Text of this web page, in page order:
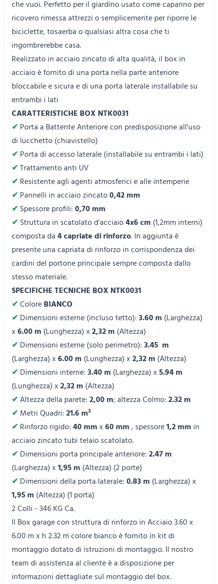
che vuoi. Perfetto per il giardino usato come capanno per
ricovero rimessa attrezzi o semplicemente per riporre le
biciclette, tosaerba o qualsiasi altra cosa che ti
ingombrerebbe casa.
Realizzato in acciaio zincato di alta qualità, il box in
acciaio è fornito di una porta nella parte anteriore
bloccabile e sicura e di una porta laterale installabile su
entrambi i lati
CARATTERISTICHE BOX NTK0031
✔ Porta a Battente Anteriore con predisposizione all'uso
di lucchetto (chiavistello)
✔ Porta di accesso laterale (installabile su entrambi i lati)
✔Trattamento anti UV
✔ Resistente agli agenti atmosferici e alle intemperie
✔ Pannelli in acciaio zincato0,42 mm
✔ Spessore profili:0,70 mm
✔ Struttura in scatolato d'acciaio4x6 cm (1,2mm interni)
composta da4 capriate di rinforzo. In aggiunta è
presente una capriata di rinforzo in corrispondenza dei
cardini del portone principale sempre composta dallo
stesso materiale.
SPECIFICHE TECNICHE BOX NTK0031
✔ColoreBIANCO
✔ Dimensioni esterne (incluso tetto):3.60 m (Larghezza)
x6.00 m (Lunghezza) x2,32 m (Altezza)
✔ Dimensioni esterne (solo perimetro):3.45 m
(Larghezza) x6.00 m (Lunghezza) x2,32 m (Altezza)
✔ Dimensioni interne:3.40 m (Larghezza) x5.94 m
(Lunghezza) x2,32 m (Altezza)
✔Altezza della parete:2,00 m; altezza Colmo:2.32 m
✔ Metri Quadri:21.6 m²
✔ Rinforzo rigido:40 mmx60 mm, spessore1,2 mm in
acciaio zincato tubi telaio scatolato.
✔ Dimensioni porta principale anteriore:2.47 m
(Larghezza) x1,95 m (Altezza) (2 porte)
✔ Dimensioni della porta laterale:0.83 m (Larghezza) x
1,95 m (Altezza) (1 porta)
2 Colli - 346 KG Ca.
Il Box garage con struttura di rinforzo in Acciaio 3.60 x
6.00 m x h 2.32 m colore bianco è fornito in kit di
montaggio dotato di istruzioni di montaggio. Il nostro
team di assistenza al cliente è a disposizione per
informazioni dettagliate sul montaggio del box.